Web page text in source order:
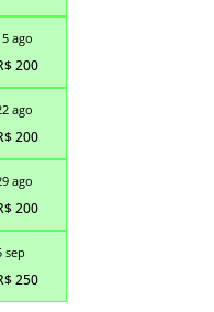
ago
200
ago
200
ago
200
sep
250